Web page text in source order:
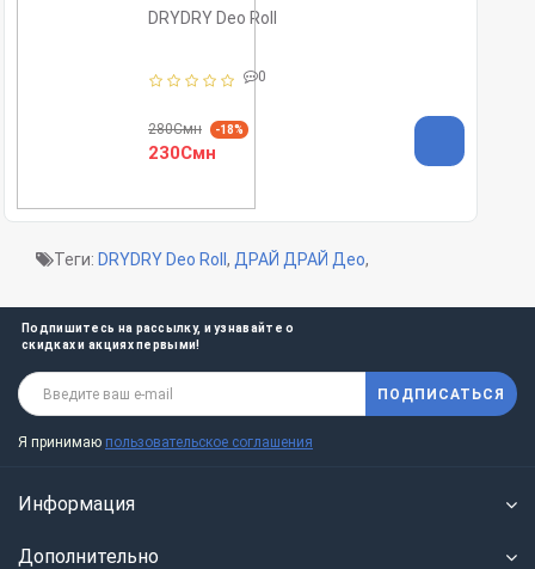
DRYDRY Deo Roll
0
280Смн -18%
230Смн
Теги: DRYDRY Deo Roll , ДРАЙ ДРАЙ Део,
Подпишитесь на рассылку, и узнавайте о
скидках и акциях первыми!
ПОДПИСАТЬСЯ
Я принимаю пользовательское соглашения
Информация
Дополнительно